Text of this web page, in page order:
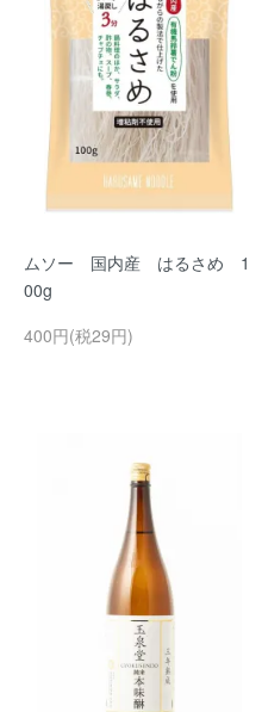
ムソー 国内産 はるさめ 1
00g
400円(税29円)